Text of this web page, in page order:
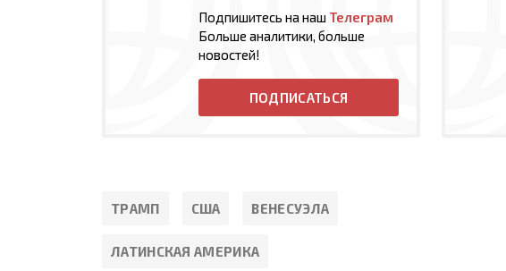
Подпишитесь на наш Телеграм
Больше аналитики, больше
новостей!
ПОДПИСАТЬСЯ
ТРАМП США ВЕНЕСУЭЛА
ЛАТИНСКАЯ АМЕРИКА